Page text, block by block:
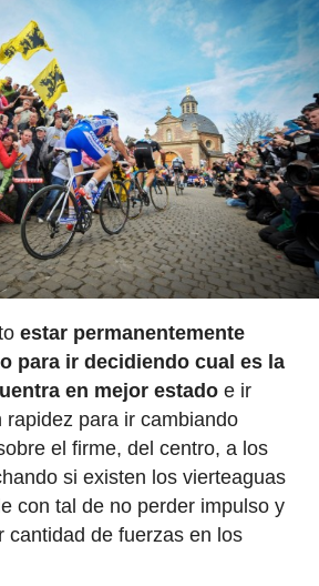
estar permanentemente
para ir decidiendo cual es la
en mejor estadoe ir
rapidez para ir cambiando
el firme, del centro, a los
si existen los vierteaguas
con tal de no perder impulso y
cantidad de fuerzas en los